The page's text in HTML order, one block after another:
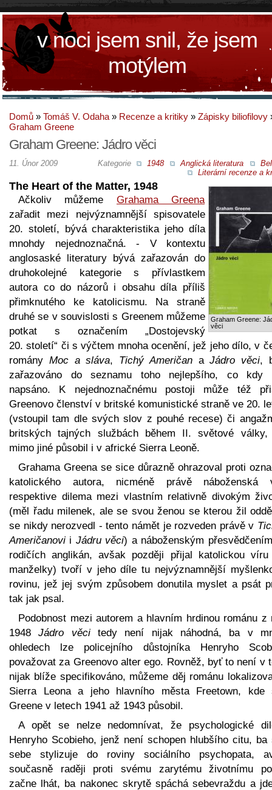
v noci jsem snil, že jsem
motýlem
Domů » Tomáš V. Odaha » Recenze a kritiky » Zápisky biliofilovy
Graham Greene
Graham Greene: Jádro věci
Kategorie 1948 Anglická literatura
Literární recenze a
11. Únor 2009
Graham Greene:
věci
The Heart of the Matter, 1948
Ačkoliv můžeme Grahama Greena
zařadit mezi nejvýznamnější spisovatele
20. století, bývá charakteristika jeho díla
mnohdy nejednoznačná. - V kontextu
anglosaské literatury bývá zařazován do
druhokolejné kategorie s přívlastkem
autora co do názorů i obsahu díla příliš
přimknutého ke katolicismu. Na straně
druhé se v souvislosti s Greenem můžeme
potkat s označením „Dostojevský
20. století“ či s výčtem mnoha ocenění, jež jeho dílo, v
romány Moc a sláva, Tichý AmeričanaJádro věci,
zařazováno do seznamu toho nejlepšího, co kdy
napsáno. K nejednoznačnému postoji může též
Greenovo členství v britské komunistické straně ve 20.
(vstoupil tam dle svých slov z pouhé recese) či
britských tajných službách během II. světové války,
mimo jiné působil i v africké Sierra Leoně.
Grahama Greena se sice důrazně ohrazoval proti
katolického autora, nicméně právě náboženská
respektive dilema mezi vlastním relativně divokým
(měl řadu milenek, ale se svou ženou se kterou žil
se nikdy nerozvedl - tento námět je rozveden právě v
Američanovi i Jádru věci) a náboženským
rodičích anglikán, avšak později přijal katolickou
manželky) tvoří v jeho díle tu nejvýznamnější
rovinu, jež jej svým způsobem donutila myslet a psát
tak jak psal.
Podobnost mezi autorem a hlavním hrdinou románu z
1948Jádro věcitedy není nijak náhodná, ba v
ohledech lze policejního důstojníka Henryho
považovat za Greenovo alter ego. Rovněž, byť to není v
nijak blíže specifikováno, můžeme děj románu
Sierra Leona a jeho hlavního města Freetown, kde
Greene v letech 1941 až 1943 působil.
A opět se nelze nedomnívat, že psychologické
Henryho Scobieho, jenž není schopen hlubšího citu, ba
sebe stylizuje do roviny sociálního psychopata,
současně raději proti svému zarytému životnímu
začne lhát, ba nakonec skrytě spáchá sebevraždu a